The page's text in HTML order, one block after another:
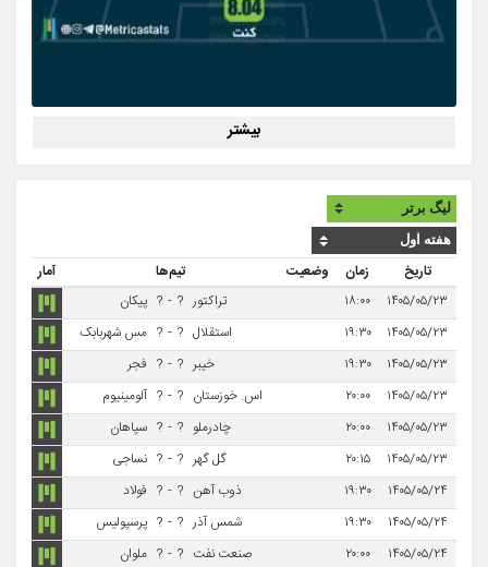
بیشتر
تاریخ زمان وضعیت تیم‌ها
آمار
۱۴۰۵/۰۵/۲۳
۱۸:۰۰ تراکتور ?
-
? پیکان
۱۴۰۵/۰۵/۲۳
۱۹:۳۰ استقلال ?
-
? مس شهربابک
۱۴۰۵/۰۵/۲۳
۱۹:۳۰ خیبر ?
-
? فجر
۱۴۰۵/۰۵/۲۳
۲۰:۰۰ اس. خوزستان ?
-
? آلومینیوم
۱۴۰۵/۰۵/۲۳
۲۰:۰۰ چادرملو ?
-
? سپاهان
۱۴۰۵/۰۵/۲۳
۲۰:۱۵ گل گهر ?
-
? نساجی
۱۴۰۵/۰۵/۲۴
۱۹:۳۰ ذوب آهن ?
-
? فولاد
۱۴۰۵/۰۵/۲۴
۱۹:۳۰ شمس آذر ?
-
? پرسپولیس
۱۴۰۵/۰۵/۲۴
۲۰:۰۰ صنعت نفت ?
-
? ملوان